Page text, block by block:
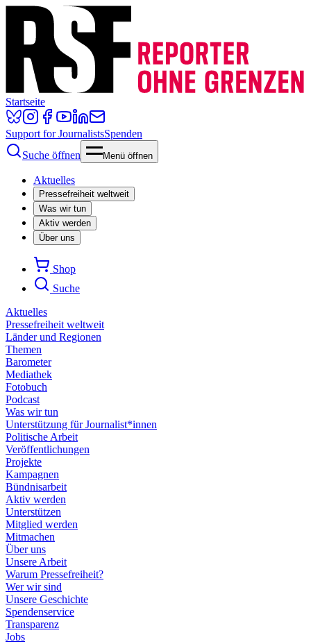
Startseite
Support for JournalistsSpenden
Suche öffnen
Menü öffnen
Aktuelles
Pressefreiheit weltweit
Was wir tun
Aktiv werden
Über uns
Shop
Suche
Aktuelles
Pressefreiheit weltweit
Länder und Regionen
Themen
Barometer
Mediathek
Fotobuch
Podcast
Was wir tun
Unterstützung für Journalist*innen
Politische Arbeit
Veröffentlichungen
Projekte
Kampagnen
Bündnisarbeit
Aktiv werden
Unterstützen
Mitglied werden
Mitmachen
Über uns
Unsere Arbeit
Warum Pressefreiheit?
Wer wir sind
Unsere Geschichte
Spendenservice
Transparenz
Jobs